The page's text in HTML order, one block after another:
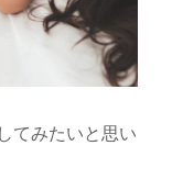
てみたいと思い